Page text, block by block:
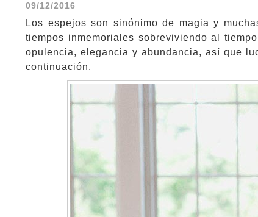
09/12/2016
Los espejos son sinónimo de magia y
tiempos inmemoriales sobreviviendo al
opulencia, elegancia y abundancia, así que
continuación.